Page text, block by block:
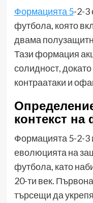
Формацията 5-2-3
футбола, която
двама
Тази формация
солидност,
контраатаки и
контекст
Формацията 5-2-3
еволюцията на
футбола, като
20-ти век.
търсещи да